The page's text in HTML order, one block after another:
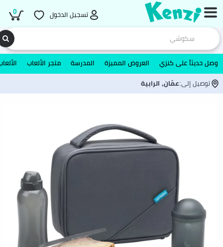
تسجيل الدخول 0
وصل حديثاً على كنزي العروض المميزة المدرسة متجر الألعاب
توصيل إلى:عمّان, الرابية